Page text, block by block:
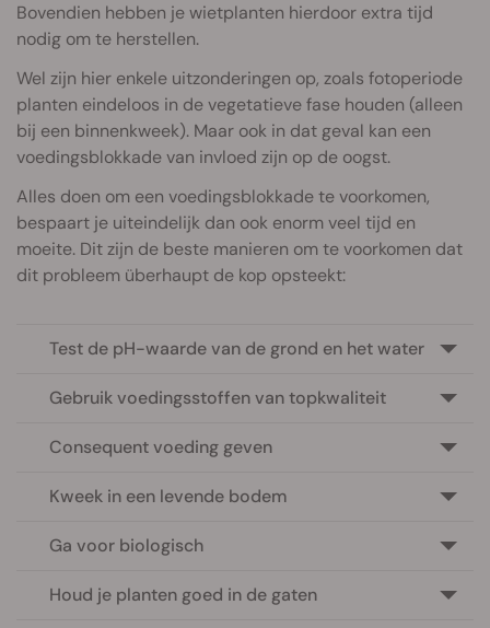
Bovendien hebben je wietplanten hierdoor extra tijd
nodig om te herstellen.
Wel zijn hier enkele uitzonderingen op, zoals fotoperiode
planten eindeloos in de vegetatieve fase houden (alleen
bij een binnenkweek). Maar ook in dat geval kan een
voedingsblokkade van invloed zijn op de oogst.
Alles doen om een voedingsblokkade te voorkomen,
bespaart je uiteindelijk dan ook enorm veel tijd en
moeite. Dit zijn de beste manieren om te voorkomen dat
dit probleem überhaupt de kop opsteekt:
Test de pH-waarde van de grond en het water
Gebruik voedingsstoffen van topkwaliteit
Consequent voeding geven
Kweek in een levende bodem
Ga voor biologisch
Houd je planten goed in de gaten